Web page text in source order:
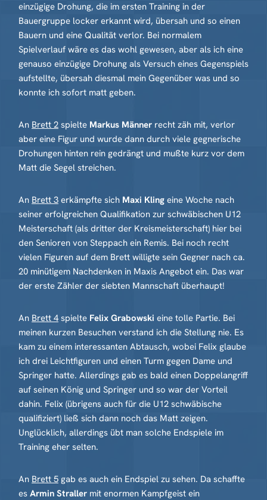
einzügige Drohung, die im ersten Training in der
Bauergruppe locker erkannt wird, übersah und so einen
Bauern und eine Qualität verlor. Bei normalem
Spielverlauf wäre es das wohl gewesen, aber als ich eine
genauso einzügige Drohung als Versuch eines Gegenspiels
aufstellte, übersah diesmal mein Gegenüber was und so
konnte ich sofort matt geben.
An Brett 2 spielte Markus Männer recht zäh mit, verlor
aber eine Figur und wurde dann durch viele gegnerische
Drohungen hinten rein gedrängt und mußte kurz vor dem
Matt die Segel streichen.
An Brett 3 erkämpfte sich Maxi Kling eine Woche nach
seiner erfolgreichen Qualifikation zur schwäbischen U12
Meisterschaft (als dritter der Kreismeisterschaft) hier bei
den Senioren von Steppach ein Remis. Bei noch recht
vielen Figuren auf dem Brett willigte sein Gegner nach ca.
20 minütigem Nachdenken in Maxis Angebot ein. Das war
der erste Zähler der siebten Mannschaft überhaupt!
An Brett 4 spielte Felix Grabowski eine tolle Partie. Bei
meinen kurzen Besuchen verstand ich die Stellung nie. Es
kam zu einem interessanten Abtausch, wobei Felix glaube
ich drei Leichtfiguren und einen Turm gegen Dame und
Springer hatte. Allerdings gab es bald einen Doppelangriff
auf seinen König und Springer und so war der Vorteil
dahin. Felix (übrigens auch für die U12 schwäbische
qualifiziert) ließ sich dann noch das Matt zeigen.
Unglücklich, allerdings übt man solche Endspiele im
Training eher selten.
An Brett 5 gab es auch ein Endspiel zu sehen. Da schaffte
es Armin Straller mit enormen Kampfgeist ein